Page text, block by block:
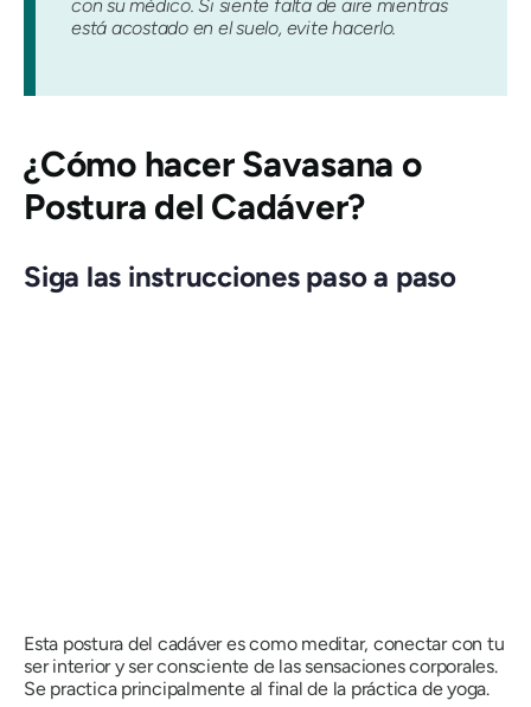
con su médico. Si siente falta de aire mientras
está acostado en el suelo, evite hacerlo.
¿Cómo hacerSavasana o
Postura del Cadáver?
Siga las instrucciones paso a paso
Esta postura del cadáver es como meditar, conectar con tu
ser interior y ser consciente de las sensaciones corporales.
Se practica principalmente al final de la práctica de yoga.